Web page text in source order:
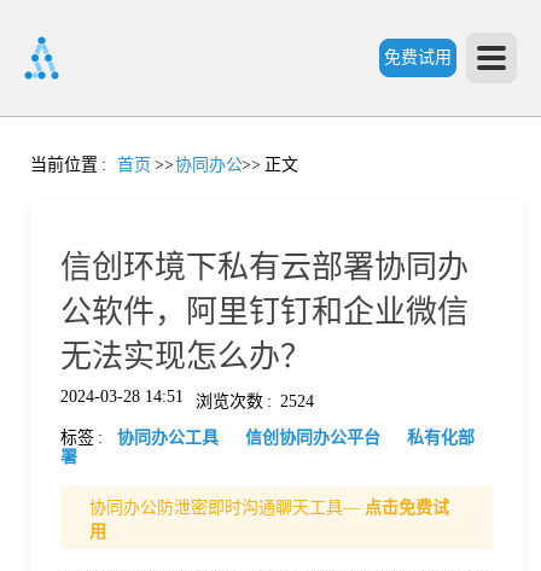
免费试用
首
价
当前位置 : 首页 >>协同办公>> 正文
信创环境下私有云部署协同办
公软件，阿里钉钉和企业微信
无法实现怎么办？
2024-03-28 14:51 浏览次数 : 2524
标签 : 协同办公工具 信创协同办公平台
私有化部
署
协同办公防泄密即时沟通聊天工具— 点击免费试
用